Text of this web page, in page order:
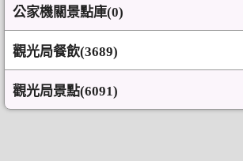
公家機關景點庫(0)
觀光局餐飲(3689)
觀光局景點(6091)